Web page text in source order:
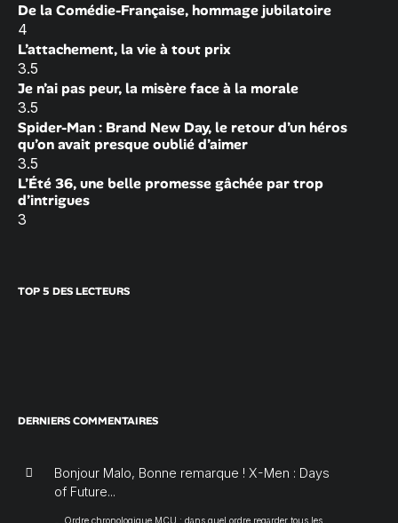
De la Comédie-Française, hommage jubilatoire
4
L’attachement, la vie à tout prix
3.5
Je n’ai pas peur, la misère face à la morale
3.5
Spider-Man : Brand New Day, le retour d’un héros
qu’on avait presque oublié d’aimer
3.5
L’Été 36, une belle promesse gâchée par trop
d’intrigues
3
TOP 5 DES LECTEURS
DERNIERS COMMENTAIRES
Bonjour Malo, Bonne remarque ! X-Men : Days
of Future...
Ordre chronologique MCU : dans quel ordre regarder tous les